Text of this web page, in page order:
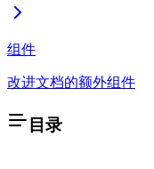
组件
改进文档的额外组件
目录